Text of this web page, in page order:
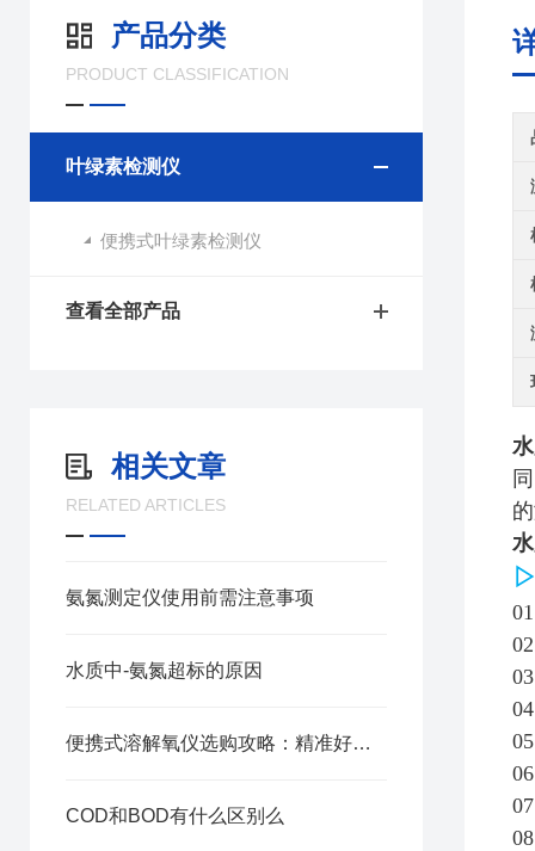
产品分类
PRODUCT CLASSIFICATION
叶绿素检测仪
便携式叶绿素检测仪
查看全部产品
相关文章
RELATED ARTICLES
氨氮测定仪使用前需注意事项
水质中-氨氮超标的原因
便携式溶解氧仪选购攻略：精准好用不踩坑
COD和BOD有什么区别么